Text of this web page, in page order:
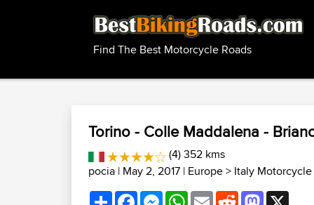
Find The Best Motorcycle Roads
Torino - Colle Maddalena -
(4) 352 kms
pocia | May 2, 2017 | Europe> Italy Motorcycle
ShareFacebookMessenger
WhatsApp
EmailRedditMastodon